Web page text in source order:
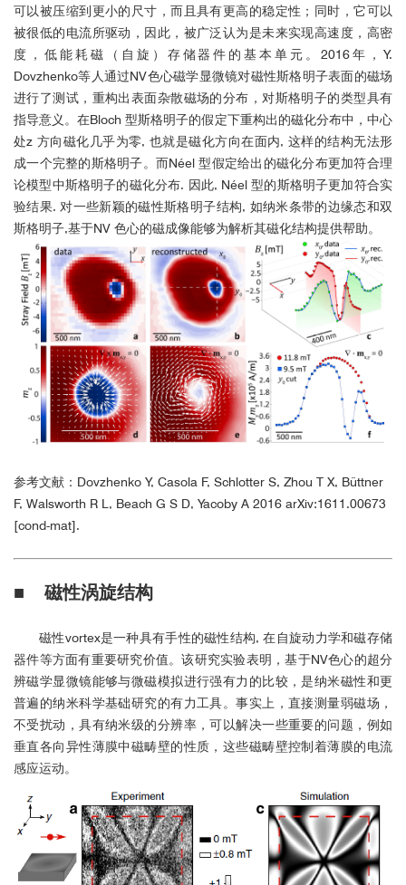
可以被压缩到更小的尺寸，而且具有更高的稳定性；同时，它可以
被很低的电流所驱动，因此，被广泛认为是未来实现高速度，高密
度，低能耗磁（自旋）存储器件的基本单元。2016年，Y.
Dovzhenko等人通过NV色心磁学显微镜对磁性斯格明子表面的磁场
进行了测试，重构出表面杂散磁场的分布，对斯格明子的类型具有
指导意义。在Bloch 型斯格明子的假定下重构出的磁化分布中，中心
处z 方向磁化几乎为零, 也就是磁化方向在面内, 这样的结构无法形
成一个完整的斯格明子。而Néel 型假定给出的磁化分布更加符合理
论模型中斯格明子的磁化分布. 因此, Néel 型的斯格明子更加符合实
验结果. 对一些新颖的磁性斯格明子结构, 如纳米条带的边缘态和双
斯格明子,基于NV 色心的磁成像能够为解析其磁化结构提供帮助。
参考文献：Dovzhenko Y, Casola F, Schlotter S, Zhou T X, Büttner
F, Walsworth R L, Beach G S D, Yacoby A 2016 arXiv:1611.00673
[cond-mat].
■ 磁性涡旋结构
磁性vortex是一种具有手性的磁性结构, 在自旋动力学和磁存储
器件等方面有重要研究价值。该研究实验表明，基于NV色心的超分
辨磁学显微镜能够与微磁模拟进行强有力的比较，是纳米磁性和更
普遍的纳米科学基础研究的有力工具。事实上，直接测量弱磁场，
不受扰动，具有纳米级的分辨率，可以解决一些重要的问题，例如
垂直各向异性薄膜中磁畴壁的性质，这些磁畴壁控制着薄膜的电流
感应运动。